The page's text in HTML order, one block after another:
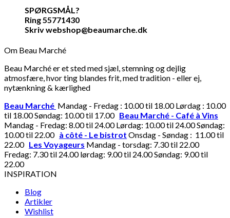
SPØRGSMÅL?
Ring 55771430
Skriv webshop@beaumarche.dk
Om Beau Marché
Beau Marché er et sted med sjæl, stemning og dejlig
atmosfære, hvor ting blandes frit, med tradition - eller ej,
nytænkning & kærlighed
Beau Marché Mandag - Fredag : 10.00 til 18.00 Lørdag : 10.00
til 18.00 Søndag: 10.00 til 17.00 Beau Marché - Café à Vins
Mandag - Fredag: 8.00 til 24.00 Lørdag: 10.00 til 24.00 Søndag:
10.00 til 22.00 à côté - Le bistrot Onsdag - Søndag : 11.00 til
22.00 Les Voyageurs Mandag - torsdag: 7.30 til 22.00
Fredag: 7.30 til 24.00 lørdag: 9.00 til 24.00 Søndag: 9.00 til
22.00
INSPIRATION
Blog
Artikler
Wishlist